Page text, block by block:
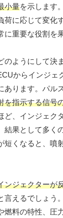
小量を示します
荷に応じて変化
重要な役割を
のようにして決
からインジェ
あります。パル
を指示する信号
ど、インジェク
結果として多く
短くなると、噴
ンジェクターが
言えるでしょう
燃料の特性、圧